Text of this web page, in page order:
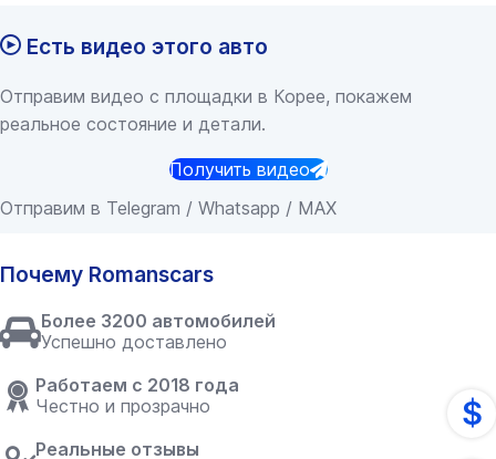
Есть видео этого авто
Отправим видео с площадки в Корее, покажем
реальное состояние и детали.
Получить видео
Отправим в Telegram / Whatsapp / MAX
Почему Romanscars
Более 3200 автомобилей
Успешно доставлено
Работаем с 2018 года
Честно и прозрачно
Реальные отзывы
$